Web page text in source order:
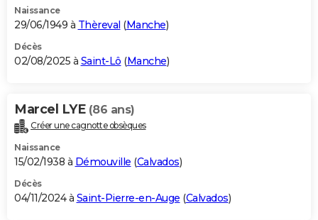
Dictionnaire
Biographies
Citations
Expressions
Proverbes
PROGRAMME TV
S'inscrire
Se connecter
Lycées
Collèges
Primaires
Universités
Entreprises
Service militaire
Avis de recherche
AVIS DE DÉCÈS
Bricolage
Lifestyle
Culture
Sport
Auto
Television
Voyage
Cinema
Naissance
29/06/1949 à Thèreval (Manche)
Décès
02/08/2025 à Saint-Lô (Manche)
Marcel LYE (86 ans)
Créer une cagnotte obsèques
Naissance
15/02/1938 à Démouville (Calvados)
Décès
04/11/2024 à Saint-Pierre-en-Auge (Calvados)